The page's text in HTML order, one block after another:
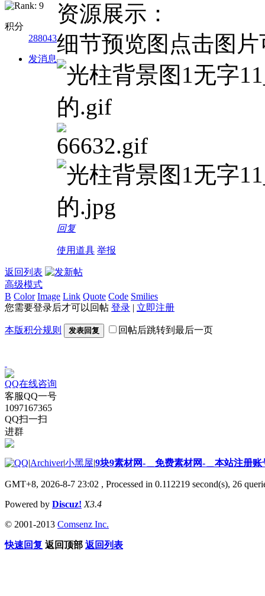
积分
288043
发消息
资源展示：
细节预览图点击图
回复
使用道具 举报
返回列表
高级模式
B Color Image Link Quote Code Smilies
您需要登录后才可以回帖 登录 | 立即注册
本版积分规则 发表回复 回帖后跳转到最后一页
QQ在线咨询
客服QQ一号
1097167365
QQ扫一扫
进群
|Archiver|小黑屋|9块9素材网-＿免费素材网-＿本站注册账
GMT+8, 2026-8-7 23:02 , Processed in 0.112219 second(s), 26
Powered by Discuz! X3.4
© 2001-2013 Comsenz Inc.
快速回复 返回顶部 返回列表